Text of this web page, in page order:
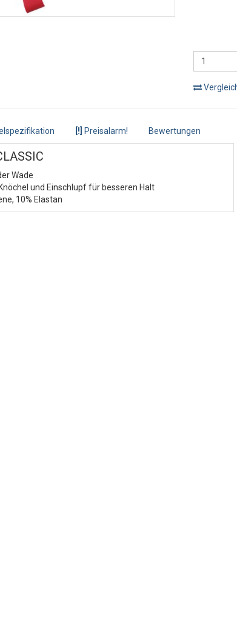
[!] Preisalarm! Bewertungen
Wade
und Einschlupf für besseren Halt
10% Elastan